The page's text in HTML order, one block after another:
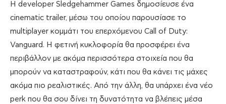
H developer Sledgehammer Games δημοσίευσε ένα
cinematic trailer, μέσω του οποίου παρουσίασε το
multiplayer κομμάτι του επερχόμενου Call of Duty:
Vanguard. Η φετινή κυκλοφορία θα προσφέρει ένα
περιβάλλον με ακόμα περισσότερα στοιχεία που θα
μπορούν να καταστραφούν, κάτι που θα κάνει τις μάχες
ακόμα πιο ρεαλιστικές. Από την άλλη, θα υπάρχει ένα νέο
perk που θα σου δίνει τη δυνατότητα να βλέπεις μέσα